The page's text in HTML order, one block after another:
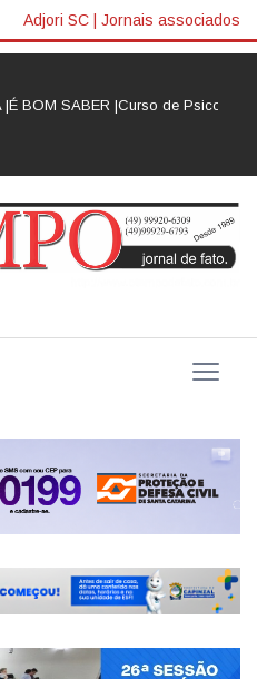
Adjori SC | Jornais associados
BOM SABER |Curso de Psicologia